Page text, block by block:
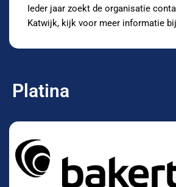
Ieder jaar zoekt de organisatie
Katwijk, kijk voor meer informatie bij
Platina